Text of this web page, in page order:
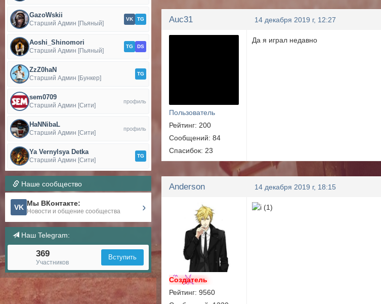
GazoWskii
Старший Админ [Пьяный]
VK TG
Aoshi_Shinomori
Старший Админ [Пьяный]
TG DS
ZzZ0haN
Старший Админ [Бункер]
TG
sem0709
Старший Админ [Сити]
профиль
HaNNibaL
Старший Админ [Сити]
профиль
Ya Vernylsya Detka
Старший Админ [Сити]
TG
Наше сообщество
VK Мы ВКонтакте:
Новости и общение сообщества ›
Наш Telegram:
369
Участников
Вступить
Auc31 14 декабря 2019 г, 12:27
Пользователь
Рейтинг: 200
Сообщений: 84
Спасибок: 23
Да я играл недавно
Anderson 14 декабря 2019 г, 18:15
Создатель
Рейтинг: 9560